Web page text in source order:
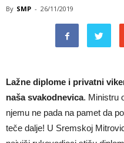
By SMP - 26/11/2019
Lažne diplome i privatni
naša svakodnevica. Ministru
njemu ne pada na pamet da
teče dalje! U Sremskoj